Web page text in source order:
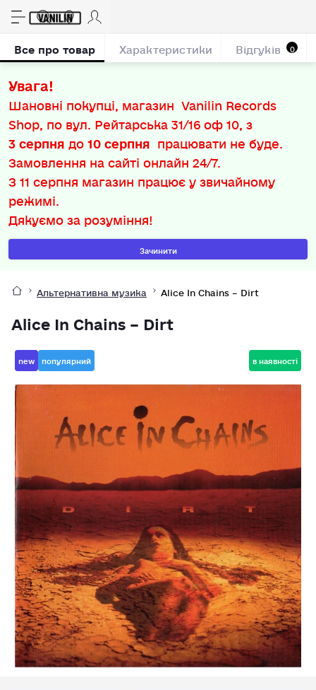
Увага!
Шановні покупці, магазин Vanilin Records
Shop, по вул. Рейтарська 31/16 оф 10, з
3 серпня до10 серпня працювати не буде.
Замовлення на сайті онлайн 24/7.
З11 серпня магазин працює у звичайному
режимі.
Дякуємо за розуміння!
Зачинити
Альтернативна музика Alice In Chains – Dirt
Alice In Chains – Dirt
Все про товар Характеристики Відгуків 0
new популярний в наявності